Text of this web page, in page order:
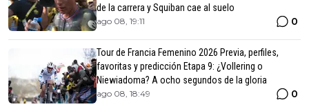
de la carrera y Squiban cae al suelo
ago 08, 19:11 0
Tour de Francia Femenino 2026 Previa, perfiles,
favoritas y predicción Etapa 9: ¿Vollering o
Niewiadoma? A ocho segundos de la gloria
ago 08, 18:49 0